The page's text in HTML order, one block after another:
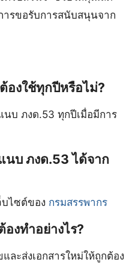
ารขอรับการสนับสนุนจาก
องใช้ทุกปีหรือไม่?
นบ ภงด.53 ทุกปีเมื่อมีการ
นบ ภงด.53 ได้จาก
ไซต์ของ กรมสรรพากร
งทำอย่างไร?
ละส่งเอกสารใหม่ให้ถูกต้อง